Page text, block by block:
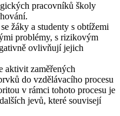
pracovníků školy
žáky a studenty s obtížemi
problémy, s rizikovým
ovlivňují jejich
aktivit zaměřených
do vzdělávacího procesu
v rámci tohoto procesu je
jevů, které souvisejí